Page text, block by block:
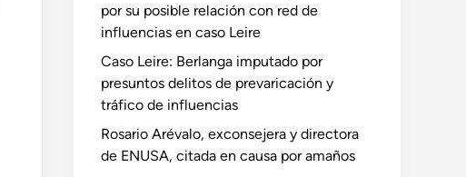
por su posible relación con red de
influencias en caso Leire
Caso Leire: Berlanga imputado por
presuntos delitos de prevaricación y
tráfico de influencias
Rosario Arévalo, exconsejera y directora
de ENUSA, citada en causa por amaños